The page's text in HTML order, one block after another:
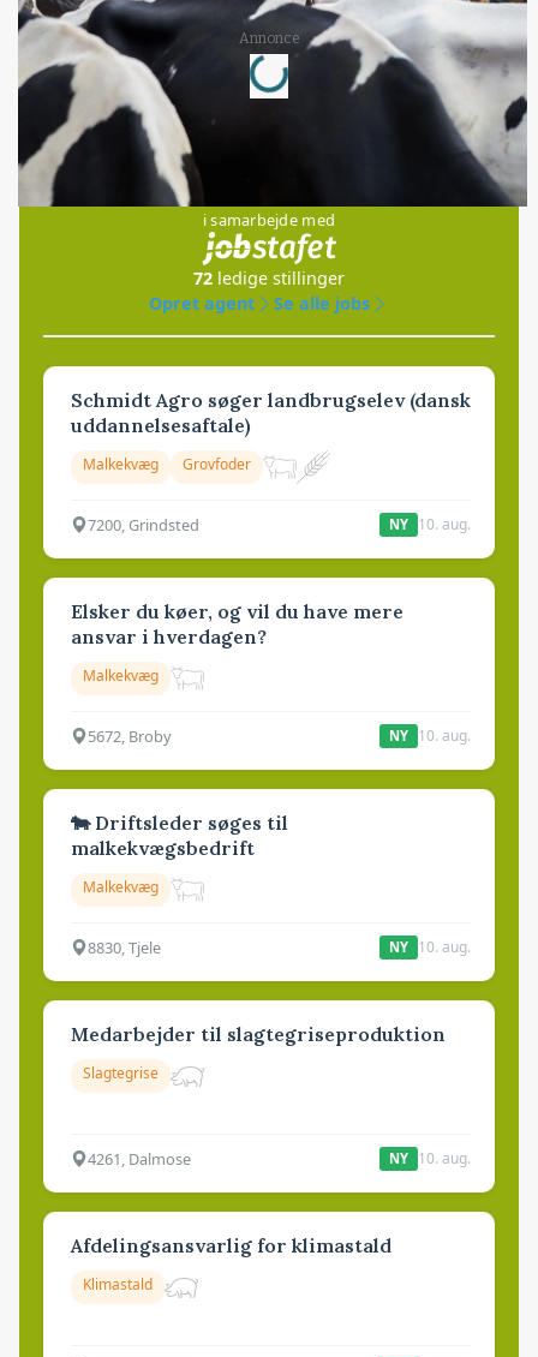
Annonce
Loading...
i samarbejde med
72 ledige stillinger
Opret agent
Se alle jobs
Schmidt Agro søger landbrugselev (dansk
uddannelsesaftale)
Malkekvæg Grovfoder
7200, Grindsted NY 10. aug.
Elsker du køer, og vil du have mere
ansvar i hverdagen?
Malkekvæg
5672, Broby NY 10. aug.
🐄 Driftsleder søges til
malkekvægsbedrift
Malkekvæg
8830, Tjele NY 10. aug.
Medarbejder til slagtegriseproduktion
Slagtegrise
4261, Dalmose NY 10. aug.
Afdelingsansvarlig for klimastald
Klimastald